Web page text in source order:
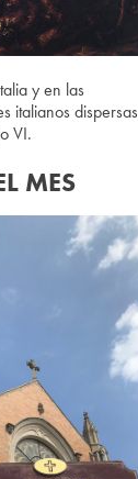
y en las
italianos dispersas
VI.
MES